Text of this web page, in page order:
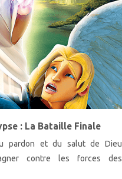
: La Bataille Finale
pardon et du salut de Dieu
contre les forces des